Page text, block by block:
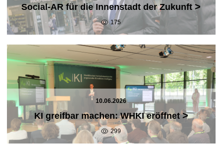
Social-AR für die Innenstadt der Zukunft >
175
10.06.2026
KI greifbar machen: WHKI eröffnet>
299